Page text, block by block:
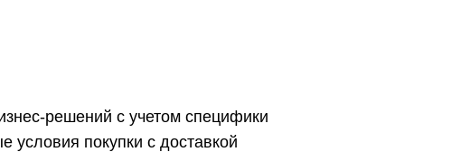
решений с учетом специфики
покупки с доставкой